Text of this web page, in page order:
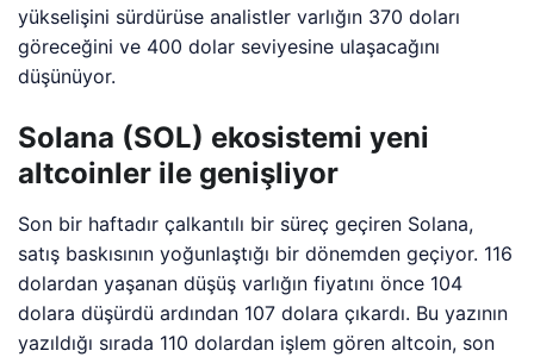
yükselişini sürdürüse analistler varlığın 370 doları
göreceğini ve 400 dolar seviyesine ulaşacağını
düşünüyor.
Solana (SOL) ekosistemi yeni
altcoinler ile genişliyor
Son bir haftadır çalkantılı bir süreç geçiren Solana,
satış baskısının yoğunlaştığı bir dönemden geçiyor. 116
dolardan yaşanan düşüş varlığın fiyatını önce 104
dolara düşürdü ardından 107 dolara çıkardı. Bu yazının
yazıldığı sırada 110 dolardan işlem gören altcoin, son